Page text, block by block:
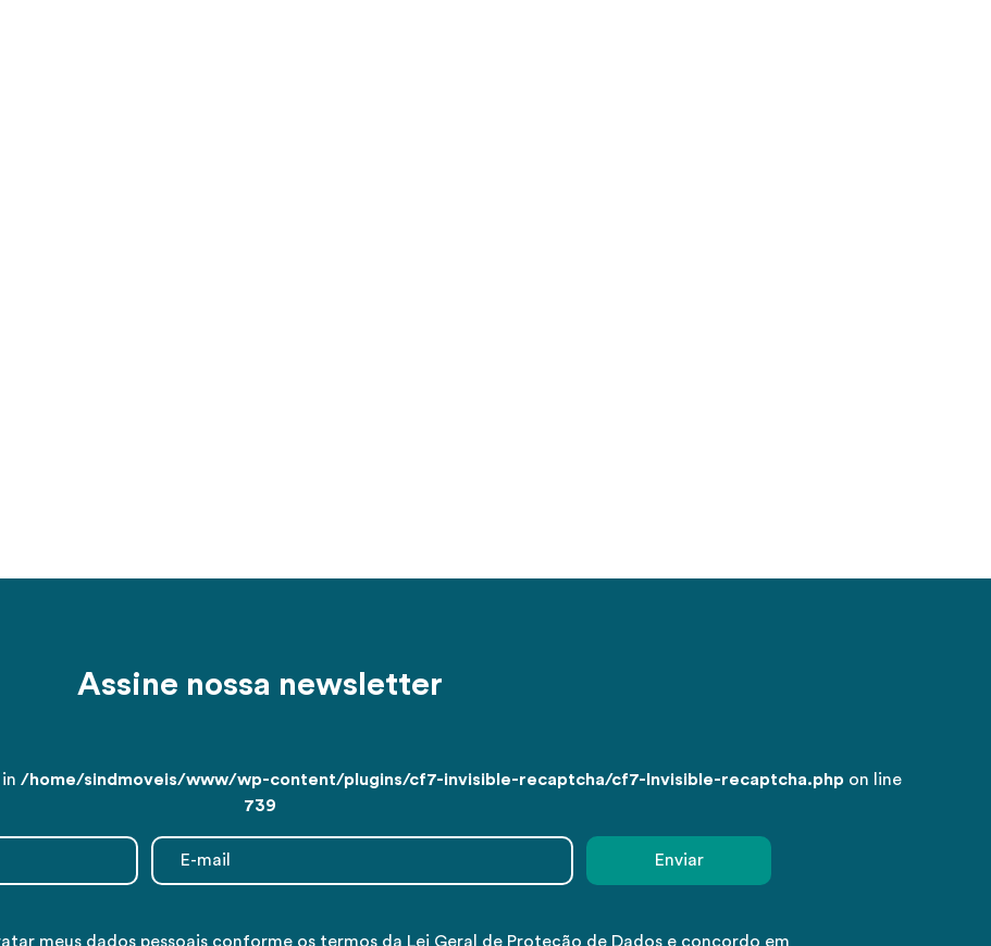
Assine nossa newsletter
/home/sindmoveis/www/wp-content/plugins/cf7-invisible-recaptcha/cf7-Invisible-recaptcha.php on line
739
meus dados pessoais conforme os termos da Lei Geral de Proteção de Dados e concordo em